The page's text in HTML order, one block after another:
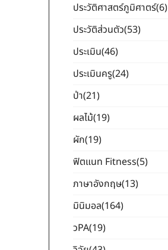
ประวัติศาสตร์ภูมิศาตร์(6)
ประวัติส่วนตัว(53)
ประเมิน(46)
ประเมินครู(24)
ป่า(21)
ผลไม้(19)
ผัก(19)
ฟิตแนท Fitness(5)
ภาษาอังกฤษ(13)
มินิมอล(164)
วPA(19)